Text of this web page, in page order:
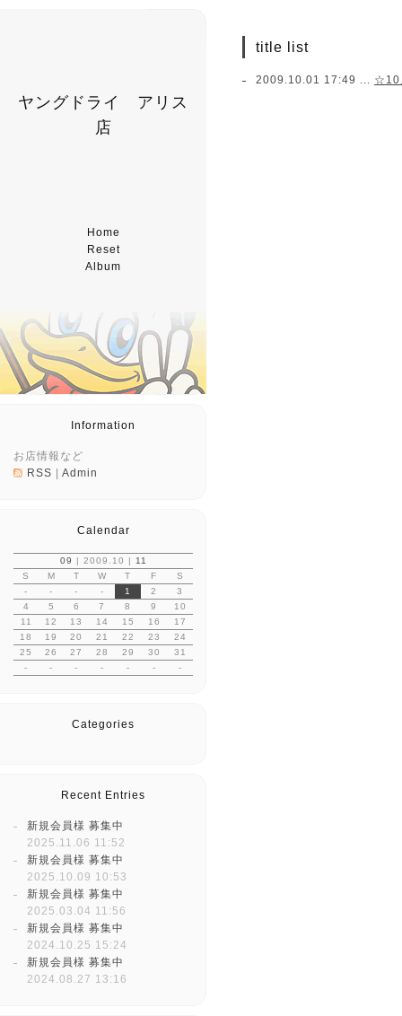
ヤングドライ アリス
店
Home
Reset
Album
title list
2009.10.01 17:49 ... ☆10
Information
お店情報など
RSS
Admin
Calendar
09 | 2009.10 |
11
S
M T W T F
S
-
- - - 1 2
3
4
5 6 7 8 9
10
11
12 13 14 15 16
17
18
19 20 21 22 23
24
25
26 27 28 29 30
31
-
- - - - - -
Categories
Recent Entries
新規会員様 募集中
2025.11.06 11:52
新規会員様 募集中
2025.10.09 10:53
新規会員様 募集中
2025.03.04 11:56
新規会員様 募集中
2024.10.25 15:24
新規会員様 募集中
2024.08.27 13:16